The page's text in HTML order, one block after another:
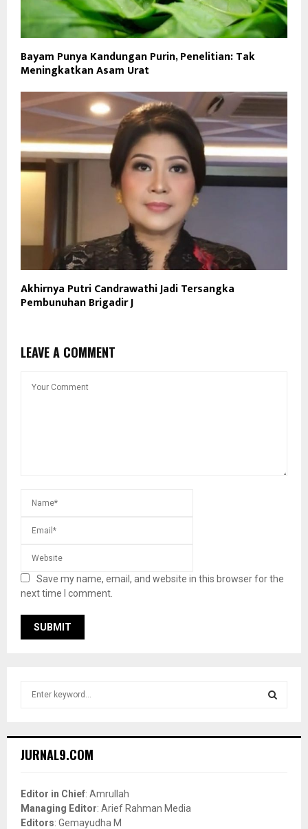
Bayam Punya Kandungan Purin, Penelitian: Tak
Meningkatkan Asam Urat
Akhirnya Putri Candrawathi Jadi Tersangka
Pembunuhan Brigadir J
LEAVE A COMMENT
Save my name, email, and website in this browser for the
next time I comment.
h
o
r
:
JURNAL9.COM
Editor in Chief: Amrullah
Managing Editor: Arief Rahman Media
Editors: Gemayudha M